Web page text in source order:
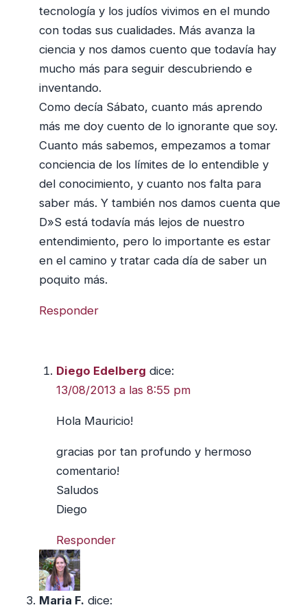
tecnología y los judíos vivimos en el mundo
con todas sus cualidades. Más avanza la
ciencia y nos damos cuento que todavía hay
mucho más para seguir descubriendo e
inventando.
Como decía Sábato, cuanto más aprendo
más me doy cuento de lo ignorante que soy.
Cuanto más sabemos, empezamos a tomar
conciencia de los límites de lo entendible y
del conocimiento, y cuanto nos falta para
saber más. Y también nos damos cuenta que
D»S está todavía más lejos de nuestro
entendimiento, pero lo importante es estar
en el camino y tratar cada día de saber un
poquito más.
Responder
Diego Edelberg dice:
13/08/2013 a las 8:55 pm
Hola Mauricio!
gracias por tan profundo y hermoso
comentario!
Saludos
Diego
Responder
Maria F. dice: